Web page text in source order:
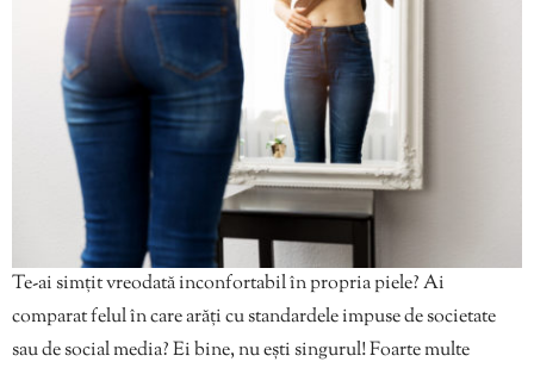
Te-ai simțit vreodată inconfortabil în propria piele? Ai
comparat felul în care arăți cu standardele impuse de societate
sau de social media? Ei bine, nu ești singurul! Foarte multe